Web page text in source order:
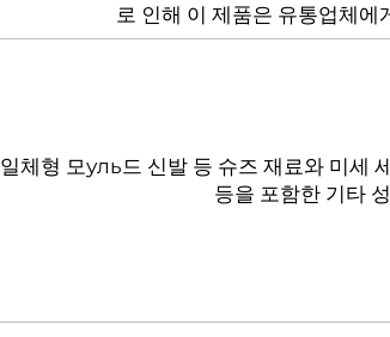
로 인해 이 제품은 유통업체
일체형 모уль드 신발 등 슈즈 재료와 미세
등을 포함한 기타